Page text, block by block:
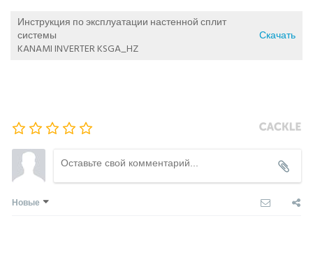
Инструкция по эксплуатации настенной сплит
системы
KANAMI INVERTER KSGA_HZ
Скачать
Новые